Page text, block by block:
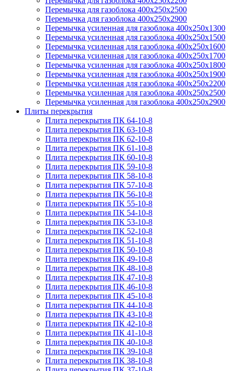
Перемычка для газоблока 400х250х2500
Перемычка для газоблока 400х250х2900
Перемычка усиленная для газоблока 400х250х1300
Перемычка усиленная для газоблока 400х250х1500
Перемычка усиленная для газоблока 400х250х1600
Перемычка усиленная для газоблока 400х250х1700
Перемычка усиленная для газоблока 400х250х1800
Перемычка усиленная для газоблока 400х250х1900
Перемычка усиленная для газоблока 400х250х2200
Перемычка усиленная для газоблока 400х250х2500
Перемычка усиленная для газоблока 400х250х2900
Плиты перекрытия
Плита перекрытия ПК 64-10-8
Плита перекрытия ПК 63-10-8
Плита перекрытия ПК 62-10-8
Плита перекрытия ПК 61-10-8
Плита перекрытия ПК 60-10-8
Плита перекрытия ПК 59-10-8
Плита перекрытия ПК 58-10-8
Плита перекрытия ПК 57-10-8
Плита перекрытия ПК 56-10-8
Плита перекрытия ПК 55-10-8
Плита перекрытия ПК 54-10-8
Плита перекрытия ПК 53-10-8
Плита перекрытия ПК 52-10-8
Плита перекрытия ПК 51-10-8
Плита перекрытия ПК 50-10-8
Плита перекрытия ПК 49-10-8
Плита перекрытия ПК 48-10-8
Плита перекрытия ПК 47-10-8
Плита перекрытия ПК 46-10-8
Плита перекрытия ПК 45-10-8
Плита перекрытия ПК 44-10-8
Плита перекрытия ПК 43-10-8
Плита перекрытия ПК 42-10-8
Плита перекрытия ПК 41-10-8
Плита перекрытия ПК 40-10-8
Плита перекрытия ПК 39-10-8
Плита перекрытия ПК 38-10-8